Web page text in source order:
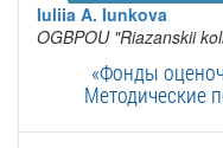
Iuliia A. Iunkova
OGBPOU "Riazanskii
«Фонды
Методические